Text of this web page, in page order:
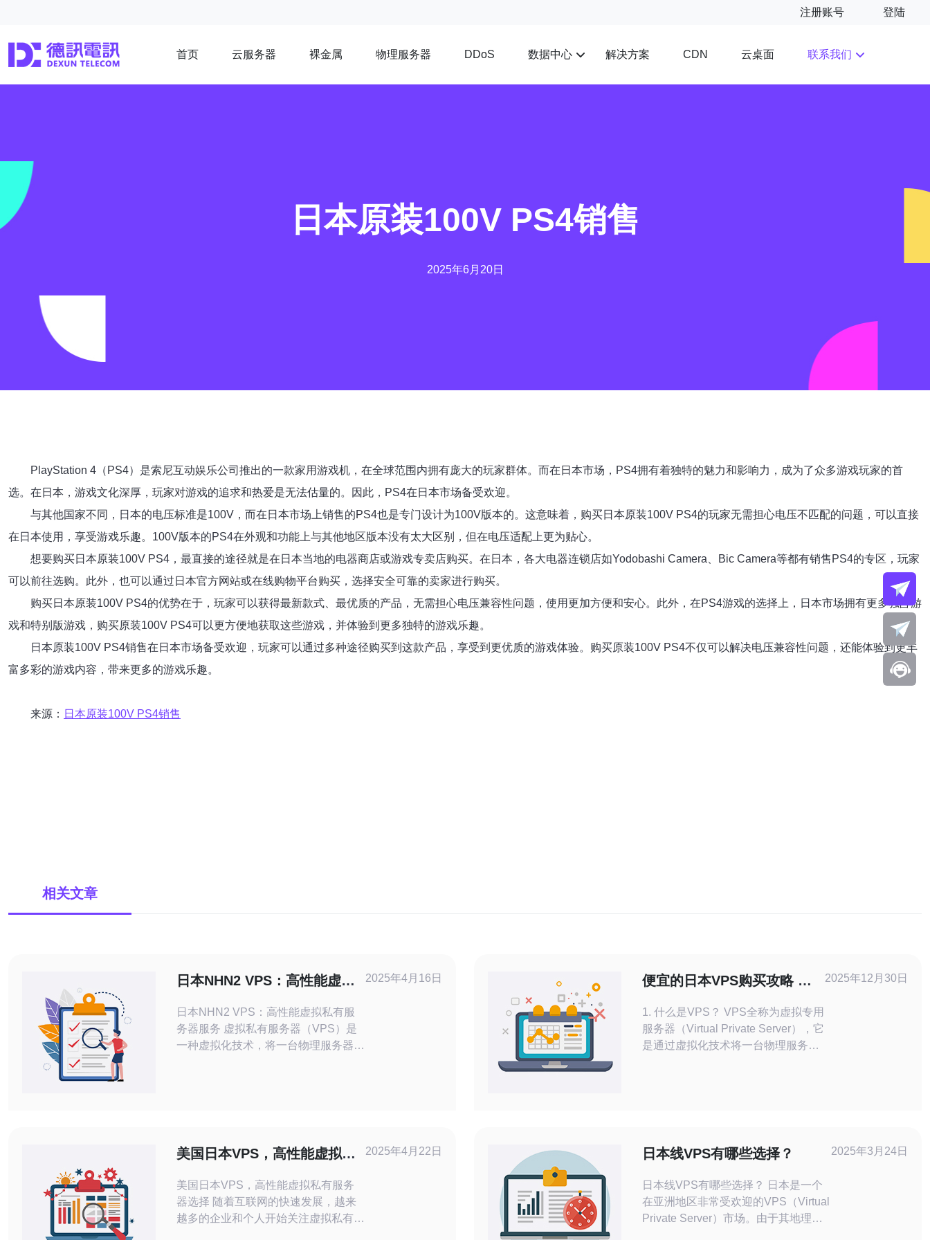
注册账号 登陆
首页 云服务器 裸金属 物理服务器 DDoS 数据中心 解决方案 CDN 云桌面 联系我们
日本原装100V PS4销售
2025年6月20日
PlayStation 4（PS4）是索尼互动娱乐公司推出的一款家用游戏机，在全球范围内拥有庞大的玩家群体。而在日本市场，PS4拥有着独特的魅力和影响力，成为了众多游戏玩家的首
选。在日本，游戏文化深厚，玩家对游戏的追求和热爱是无法估量的。因此，PS4在日本市场备受欢迎。
与其他国家不同，日本的电压标准是100V，而在日本市场上销售的PS4也是专门设计为100V版本的。这意味着，购买日本原装100V PS4的玩家无需担心电压不匹配的问题，可以直接
在日本使用，享受游戏乐趣。100V版本的PS4在外观和功能上与其他地区版本没有太大区别，但在电压适配上更为贴心。
想要购买日本原装100V PS4，最直接的途径就是在日本当地的电器商店或游戏专卖店购买。在日本，各大电器连锁店如Yodobashi Camera、Bic Camera等都有销售PS4的专区，玩家
可以前往选购。此外，也可以通过日本官方网站或在线购物平台购买，选择安全可靠的卖家进行购买。
购买日本原装100V PS4的优势在于，玩家可以获得最新款式、最优质的产品，无需担心电压兼容性问题，使用更加方便和安心。此外，在PS4游戏的选择上，日本市场拥有更多独占游
戏和特别版游戏，购买原装100V PS4可以更方便地获取这些游戏，并体验到更多独特的游戏乐趣。
日本原装100V PS4销售在日本市场备受欢迎，玩家可以通过多种途径购买到这款产品，享受到更优质的游戏体验。购买原装100V PS4不仅可以解决电压兼容性问题，还能体验到更丰
富多彩的游戏内容，带来更多的游戏乐趣。
来源： 日本原装100V PS4销售
相关文章
日本NHN2 VPS：高性能虚拟
日本NHN2 VPS：高性能虚拟私有服
务器服务 虚拟私有服务器（VPS）是
一种虚拟化技术，将一台物理服务器划
在日本市场上备受赞誉。以下是NHN2
VPS的主要优
2025年4月16日
便宜的日本VPS购买攻略 经
1. 什么是VPS？ VPS全称为虚拟专用
服务器（Virtual Private Server），它
是通过虚拟化技术将一台物理服务器
户，如开发者和中小企业。 2. 为什么
选择日
2025年12月30日
美国日本VPS，高性能虚拟私
美国日本VPS，高性能虚拟私有服务
器选择 随着互联网的快速发展，越来
越多的企业和个人开始关注虚拟私有服
2025年4月22日 日本线VPS有哪些选择？
日本线VPS有哪些选择？ 日本是一个
在亚洲地区非常受欢迎的VPS（Virtual
Private Server）市场。由于其地理位
2025年3月24日